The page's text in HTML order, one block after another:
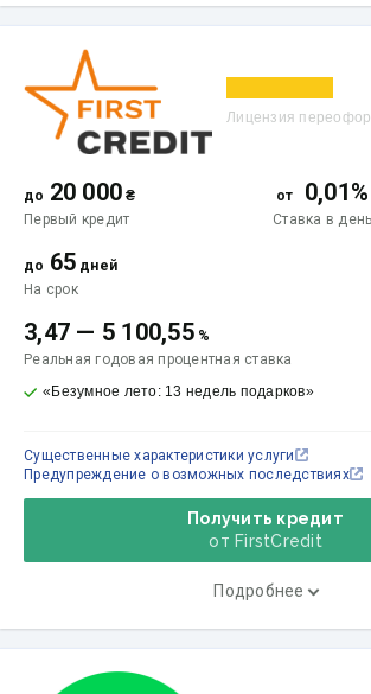
Лицензия
до 20 000 ₴
Первый кредит
от 0,01%
Ставка в день
до 65 дней
На срок
3,47 — 5 100,55 %
Реальная годовая процентная ставка
Получить кредит
от FirstCredit
Подробнее
«Безумное лето: 13 недель подарков»
Существенные характеристики услуги
Предупреждение о возможных последствиях